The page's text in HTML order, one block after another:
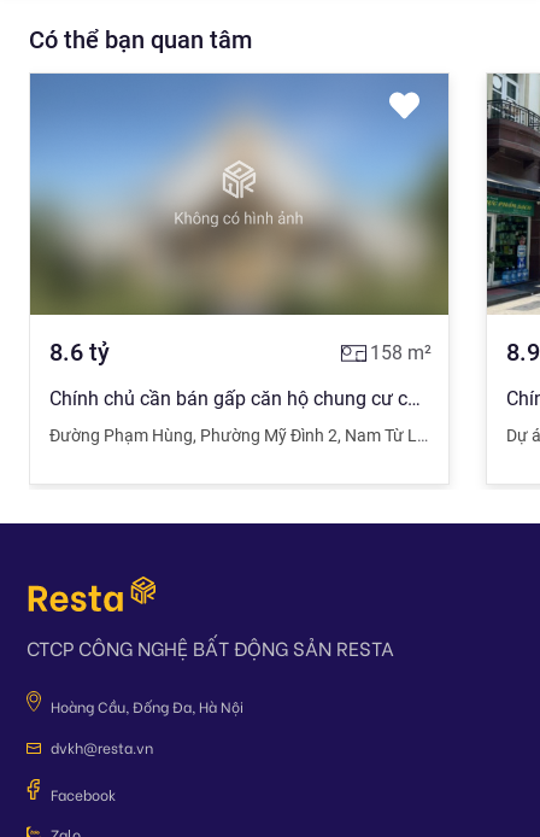
Có thể bạn quan tâm
8.6 tỷ 158 m²
Chính chủ cần bán gấp căn hộ chung cư căn góc 158m2 tại Sunshine Center 16 Phạm Hùng, căn đẹp nhất Dự án
Đường Phạm Hùng, Phường Mỹ Đình 2, Nam Từ Liêm
8.9
Dự
CTCP CÔNG NGHỆ BẤT ĐỘNG SẢN RESTA
Hoàng Cầu, Đống Đa, Hà Nội
dvkh@resta.vn
Facebook